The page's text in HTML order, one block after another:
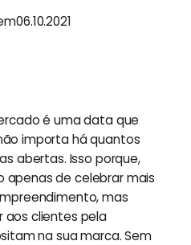
06.10.2021
é uma data que
importa há quantos
abertas. Isso porque,
apenas de celebrar mais
mas
clientes pela
na sua marca. Sem